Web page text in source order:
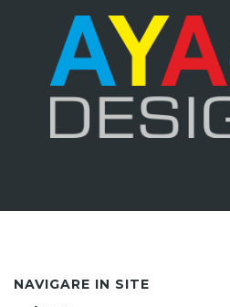
NAVIGARE IN SITE